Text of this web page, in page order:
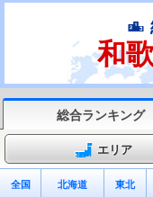
和
総合ランキング
エリア
全国 北海道 東北